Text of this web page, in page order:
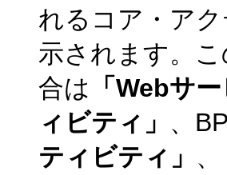
れるコア・ア
示されます。
合は
「Webサー
ィビティ」 、
ティビティ」 、